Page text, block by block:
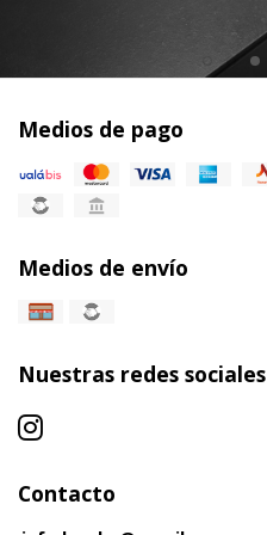
Medios de pago
Medios de envío
Nuestras redes sociales
Contacto